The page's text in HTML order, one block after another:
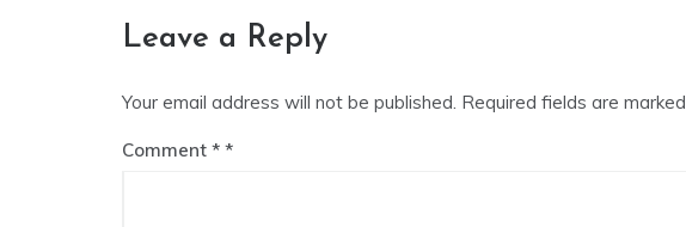
Leave a Reply
Your email address will not be published. Required fields are marked
Comment *